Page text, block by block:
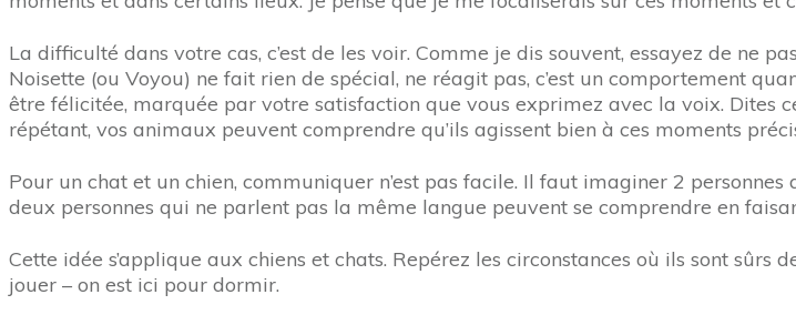
La difficulté dans votre cas, c’est de les voir. Comme je dis souvent, essayez de ne
Noisette (ou Voyou) ne fait rien de spécial, ne réagit pas, c’est un comportement
être félicitée, marquée par votre satisfaction que vous exprimez avec la voix. Dites
répétant, vos animaux peuvent comprendre qu’ils agissent bien à ces moments
Pour un chat et un chien, communiquer n’est pas facile. Il faut imaginer 2
deux personnes qui ne parlent pas la même langue peuvent se comprendre en
Cette idée s’applique aux chiens et chats. Repérez les circonstances où ils sont
jouer – on est ici pour dormir.